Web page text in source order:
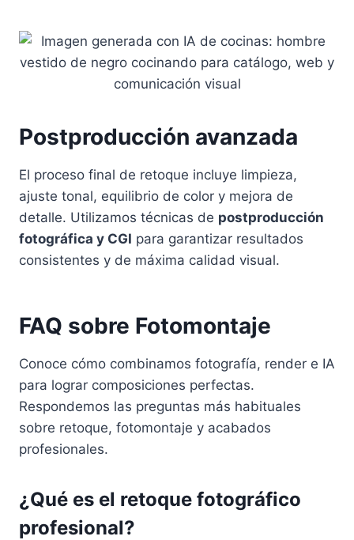
Postproducción avanzada
El proceso final de retoque incluye limpieza,
ajuste tonal, equilibrio de color y mejora de
detalle. Utilizamos técnicas de postproducción
fotográfica y CGI para garantizar resultados
consistentes y de máxima calidad visual.
FAQ sobre Fotomontaje
Conoce cómo combinamos fotografía, render e IA
para lograr composiciones perfectas.
Respondemos las preguntas más habituales
sobre retoque, fotomontaje y acabados
profesionales.
¿Qué es el retoque fotográfico
profesional?